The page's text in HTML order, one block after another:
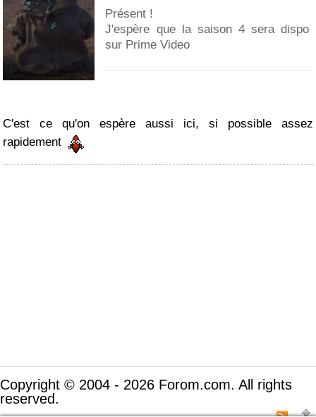
Présent !
J'espère que la saison 4 sera dispo
sur Prime Video
C'est ce qu'on espère aussi ici, si possible assez
rapidement
Copyright © 2004 - 2026 Forom.com. All rights
reserved.